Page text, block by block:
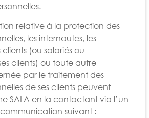
relative à la protection des
les internautes, les
(ou salariés ou
clients) ou toute autre
par le traitement des
de ses clients peuvent
SALA en la contactant via l’un
suivant :